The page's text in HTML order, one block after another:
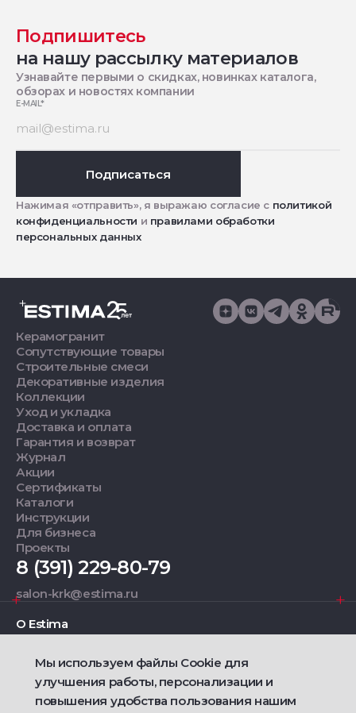
Подпишитесь
на нашу рассылку материалов
Узнавайте первыми о скидках, новинках каталога,
обзорах и новостях компании
E-MAIL*
Подписаться
Нажимая «отправить», я выражаю согласие с политикой
конфиденциальности и правилами обработки
персональных данных
Керамогранит
Сопутствующие товары
Строительные смеси
Декоративные изделия
Коллекции
Уход и укладка
Доставка и оплата
Гарантия и возврат
Журнал
Акции
Сертификаты
Каталоги
Инструкции
Для бизнеса
Проекты
8 (391) 229-80-79
salon-krk@estima.ru
О Estima
Дизайнерам
Мы используем файлы Cookie для
улучшения работы, персонализации и
повышения удобства пользования нашим